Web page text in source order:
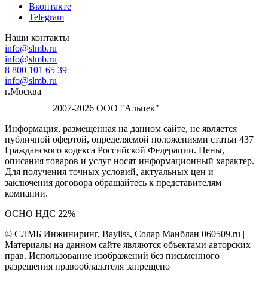
Вконтакте
Telegram
Наши контакты
info@slmb.ru
info@slmb.ru
8 800 101 65 39
info@slmb.ru
г.Москва
2007-2026 ООО "Альпек"
Информация, размещенная на данном сайте, не является
публичной офертой, определяемой положениями статьи 437
Гражданского кодекса Российской Федерации. Цены,
описания товаров и услуг носят информационный характер.
Для получения точных условий, актуальных цен и
заключения договора обращайтесь к представителям
компании.
ОСНО НДС 22%
© СЛМБ Инжиниринг, Bayliss, Солар Манблан 060509.ru |
Материалы на данном сайте являются объектами авторских
прав. Использование изображений без письменного
разрешения правообладателя запрещено